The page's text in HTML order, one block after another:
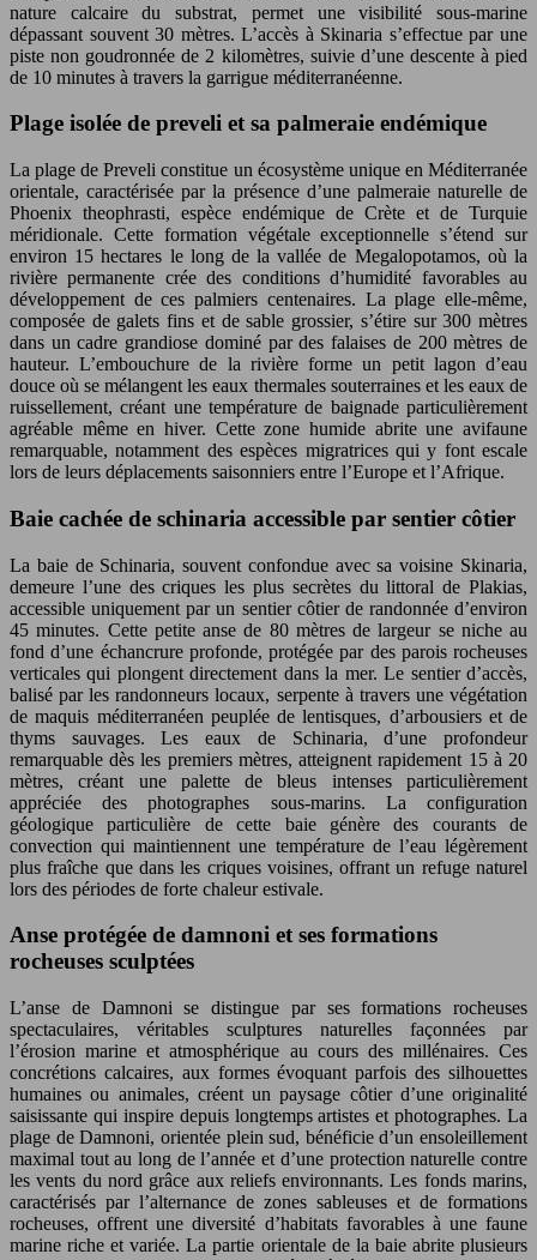
nature calcaire du substrat, permet une visibilité sous-marine
dépassant souvent 30 mètres. L’accès à Skinaria s’effectue par une
piste non goudronnée de 2 kilomètres, suivie d’une descente à pied
de 10 minutes à travers la garrigue méditerranéenne.
Plage isolée de preveli et sa palmeraie endémique
La plage de Preveli constitue un écosystème unique en Méditerranée
orientale, caractérisée par la présence d’une palmeraie naturelle de
Phoenix theophrasti, espèce endémique de Crète et de Turquie
méridionale. Cette formation végétale exceptionnelle s’étend sur
environ 15 hectares le long de la vallée de Megalopotamos, où la
rivière permanente crée des conditions d’humidité favorables au
développement de ces palmiers centenaires. La plage elle-même,
composée de galets fins et de sable grossier, s’étire sur 300 mètres
dans un cadre grandiose dominé par des falaises de 200 mètres de
hauteur. L’embouchure de la rivière forme un petit lagon d’eau
douce où se mélangent les eaux thermales souterraines et les eaux de
ruissellement, créant une température de baignade particulièrement
agréable même en hiver. Cette zone humide abrite une avifaune
remarquable, notamment des espèces migratrices qui y font escale
lors de leurs déplacements saisonniers entre l’Europe et l’Afrique.
Baie cachée de schinaria accessible par sentier côtier
La baie de Schinaria, souvent confondue avec sa voisine Skinaria,
demeure l’une des criques les plus secrètes du littoral de Plakias,
accessible uniquement par un sentier côtier de randonnée d’environ
45 minutes. Cette petite anse de 80 mètres de largeur se niche au
fond d’une échancrure profonde, protégée par des parois rocheuses
verticales qui plongent directement dans la mer. Le sentier d’accès,
balisé par les randonneurs locaux, serpente à travers une végétation
de maquis méditerranéen peuplée de lentisques, d’arbousiers et de
thyms sauvages. Les eaux de Schinaria, d’une profondeur
remarquable dès les premiers mètres, atteignent rapidement 15 à 20
mètres, créant une palette de bleus intenses particulièrement
appréciée des photographes sous-marins. La configuration
géologique particulière de cette baie génère des courants de
convection qui maintiennent une température de l’eau légèrement
plus fraîche que dans les criques voisines, offrant un refuge naturel
lors des périodes de forte chaleur estivale.
Anse protégée de damnoni et ses formations
rocheuses sculptées
L’anse de Damnoni se distingue par ses formations rocheuses
spectaculaires, véritables sculptures naturelles façonnées par
l’érosion marine et atmosphérique au cours des millénaires. Ces
concrétions calcaires, aux formes évoquant parfois des silhouettes
humaines ou animales, créent un paysage côtier d’une originalité
saisissante qui inspire depuis longtemps artistes et photographes. La
plage de Damnoni, orientée plein sud, bénéficie d’un ensoleillement
maximal tout au long de l’année et d’une protection naturelle contre
les vents du nord grâce aux reliefs environnants. Les fonds marins,
caractérisés par l’alternance de zones sableuses et de formations
rocheuses, offrent une diversité d’habitats favorables à une faune
marine riche et variée. La partie orientale de la baie abrite plusieurs